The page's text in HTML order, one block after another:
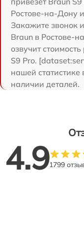
Ростове-на-Дону
Закажите звонок
Braun в Ростове-
озвучит
S9 Pro.
нашей
наличии деталей.
4.91799